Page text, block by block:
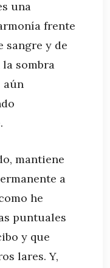
una
frente
sangre y de
sombra
aún
mantiene
a
he
puntuales
y que
lares. Y,